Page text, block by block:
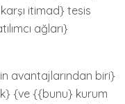
itimad} tesis
ağları}
avantajlarından biri}
{ve {{bunu} kurum